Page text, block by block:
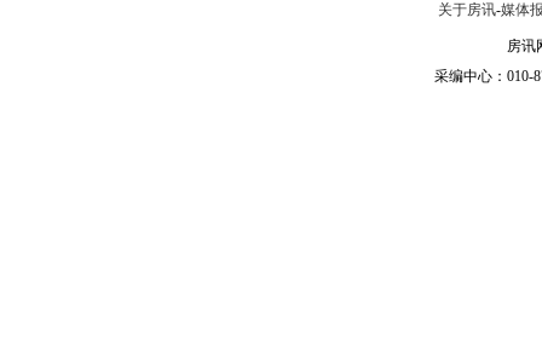
关于房讯-媒体
房讯
采编中心：010-